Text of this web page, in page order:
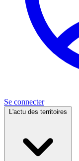
Se connecter
L'actu des territoires